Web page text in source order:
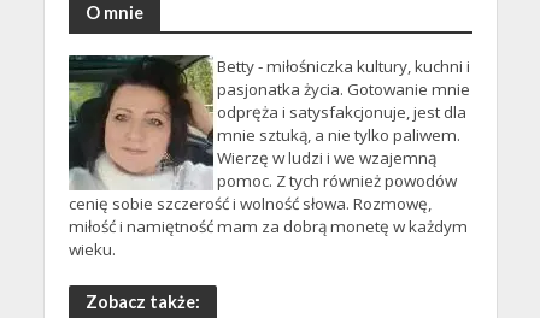
O mnie
Betty - miłośniczka kultury, kuchni i
pasjonatka życia. Gotowanie mnie
odpręża i satysfakcjonuje, jest dla
mnie sztuką, a nie tylko paliwem.
Wierzę w ludzi i we wzajemną
pomoc. Z tych również powodów
cenię sobie szczerość i wolność słowa. Rozmowę,
miłość i namiętność mam za dobrą monetę w każdym
wieku.
Zobacz także: